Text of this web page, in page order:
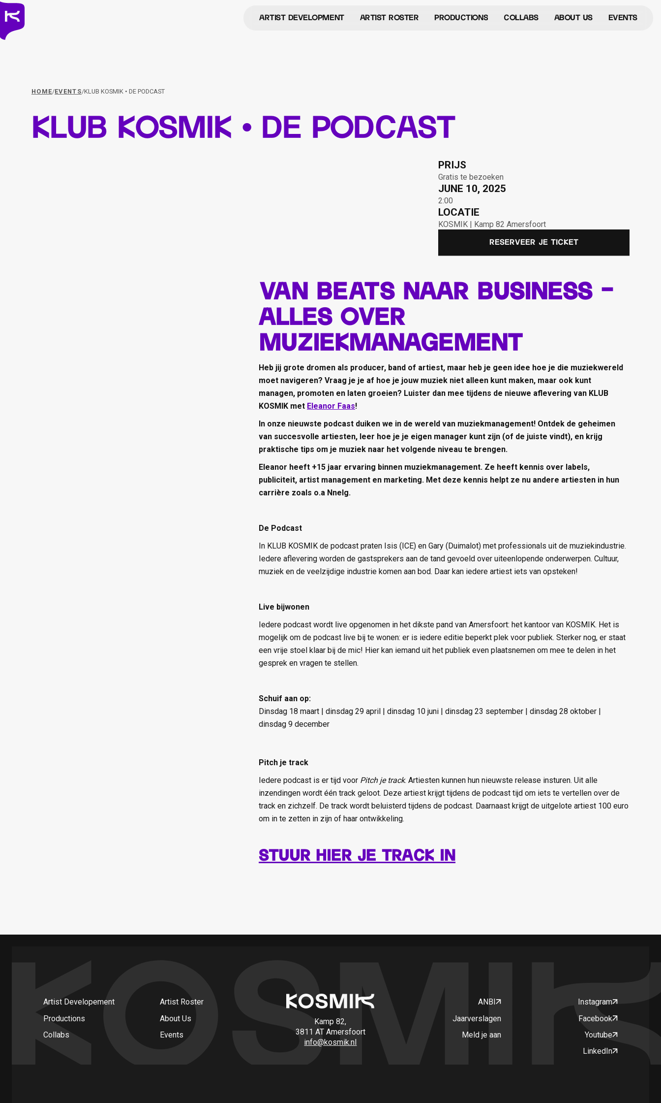
Artist development
Artist roster
Productions
Collabs
ABOUT US
events
HOME/EVENTS/KLUB KOSMIK • DE PODCAST
KLUB KOSMIK • de podcast
PRIJS
Gratis te bezoeken
JUNE 10, 2025
2:00
LOCATIE
KOSMIK | Kamp 82 Amersfoort
Reserveer je ticket
Van beats naar business -
alles over
muziekmanagement
Heb jij grote dromen als producer, band of artiest, maar heb je geen idee hoe je die muziekwereld
moet navigeren? Vraag je je af hoe je jouw muziek niet alleen kunt maken, maar ook kunt
managen, promoten en laten groeien? Luister dan mee tijdens de nieuwe aflevering van KLUB
KOSMIK met Eleanor Faas!
In onze nieuwste podcast duiken we in de wereld van muziekmanagement! Ontdek de geheimen
van succesvolle artiesten, leer hoe je je eigen manager kunt zijn (of de juiste vindt), en krijg
praktische tips om je muziek naar het volgende niveau te brengen.
Eleanor heeft +15 jaar ervaring binnen muziekmanagement. Ze heeft kennis over labels,
publiciteit, artist management en marketing. Met deze kennis helpt ze nu andere artiesten in hun
carrière zoals o.a Nnelg.
De Podcast
In KLUB KOSMIK de podcast praten Isis (ICE) en Gary (Duimalot) met professionals uit de muziekindustrie.
Iedere aflevering worden de gastsprekers aan de tand gevoeld over uiteenlopende onderwerpen. Cultuur,
muziek en de veelzijdige industrie komen aan bod. Daar kan iedere artiest iets van opsteken!
Live bijwonen
Iedere podcast wordt live opgenomen in het dikste pand van Amersfoort: het kantoor van KOSMIK. Het is
mogelijk om de podcast live bij te wonen: er is iedere editie beperkt plek voor publiek. Sterker nog, er staat
een vrije stoel klaar bij de mic! Hier kan iemand uit het publiek even plaatsnemen om mee te delen in het
gesprek en vragen te stellen.
Schuif aan op:
Dinsdag 18 maart | dinsdag 29 april | dinsdag 10 juni | dinsdag 23 september | dinsdag 28 oktober |
dinsdag 9 december
Pitch je track
Iedere podcast is er tijd voor Pitch je track. Artiesten kunnen hun nieuwste release insturen. Uit alle
inzendingen wordt één track geloot. Deze artiest krijgt tijdens de podcast tijd om iets te vertellen over de
track en zichzelf. De track wordt beluisterd tijdens de podcast. Daarnaast krijgt de uitgelote artiest 100 euro
om in te zetten in zijn of haar ontwikkeling.
Stuur hier je track in
Artist Developement
Productions
Collabs
Artist Roster
About Us
Events
Kamp 82,
3811 AT Amersfoort
info@kosmik.nl
ANBI
Jaarverslagen
Meld je aan
Instagram
Facebook
Youtube
LinkedIn